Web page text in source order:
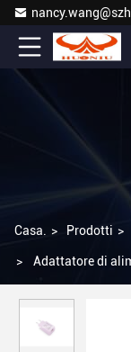
Casa. > Prodotti >
> Adattatore di